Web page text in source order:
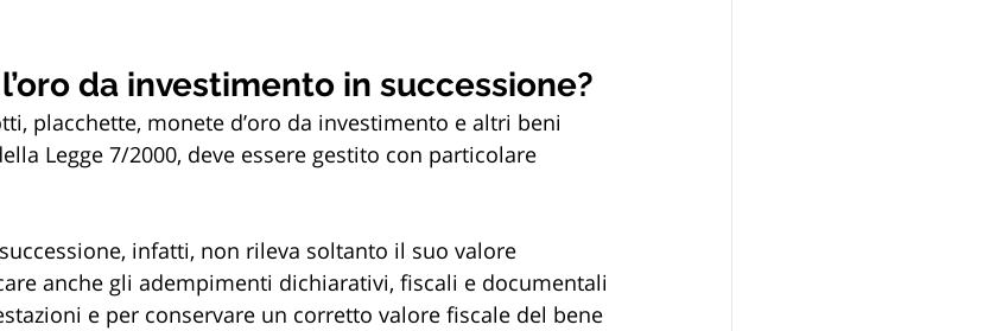
da investimento in successione?
placchette, monete d’oro da investimento e altri beni
Legge 7/2000, deve essere gestito con particolare
infatti, non rileva soltanto il suo valore
anche gli adempimenti dichiarativi, fiscali e documentali
e per conservare un corretto valore fiscale del bene